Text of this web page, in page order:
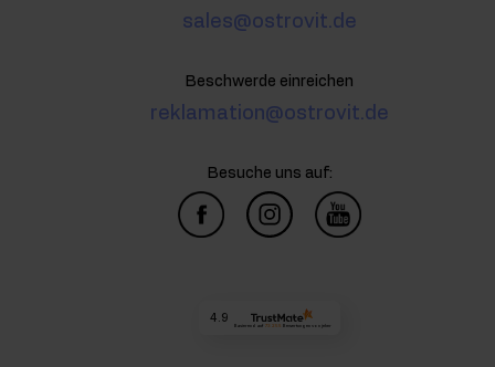
sales@ostrovit.de
Beschwerde einreichen
reklamation@ostrovit.de
Besuche uns auf:
4.9
Basierend auf 73 255 Bewertungenvon jeher